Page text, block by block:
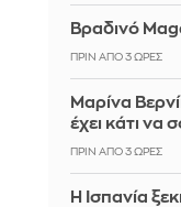
Βραδινό
ΠΡΙΝ ΑΠΌ 3 ΏΡΕΣ
Μαρίνα
έχει κάτι να
ΠΡΙΝ ΑΠΌ 3 ΏΡΕΣ
Η Ισπανία